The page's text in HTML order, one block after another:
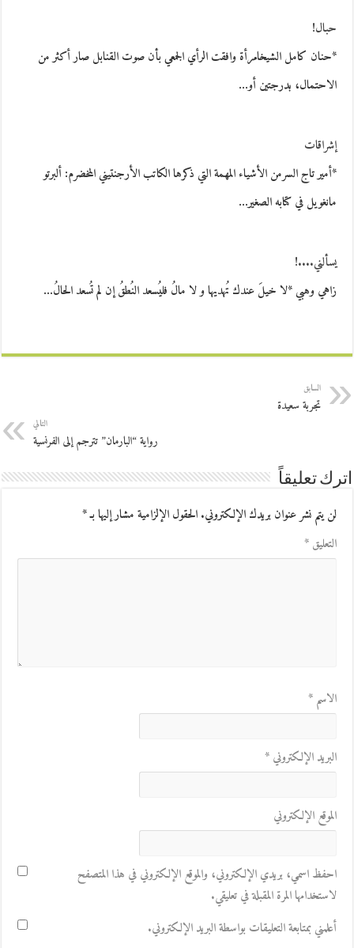
حبال!
*حنان كامل الشيخامرأة وافقت الرأي الجمعي بأن صوت القنابل صار أكثر من
الاحتمال، بدرجتين أو…
إشراقات
*أمير تاج السرمن الأشياء المهمة التي ذكرها الكاتب الأرجنتيني المخضرم: ألبرتو
مانغويل في كتابه الصغير…
يسألني....!
زاهي وهبي *لا خيلَ عندك تُهديها و لا مالُ فليُسعد النُطقُ إن لم تُسعد الحالُ…
السابق
تجربة سعيدة
التالي
رواية “البارمان” تترجم إلى الفرنسية
اترك تعليقاً
لن يتم نشر عنوان بريدك الإلكتروني.الحقول الإلزامية مشار إليها بـ*
التعليق*
الاسم*
البريد الإلكتروني*
الموقع الإلكتروني
احفظ اسمي، بريدي الإلكتروني، والموقع الإلكتروني في هذا المتصفح
لاستخدامها المرة المقبلة في تعليقي.
أعلمني بمتابعة التعليقات بواسطة البريد الإلكتروني.